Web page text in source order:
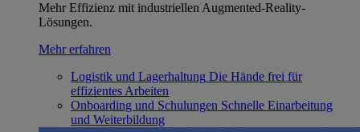
Mehr Effizienz mit industriellen Augmented-Reality-
Lösungen.
Mehr erfahren
Logistik und Lagerhaltung Die Hände frei für
effizientes Arbeiten
Onboarding und Schulungen Schnelle Einarbeitung
und Weiterbildung